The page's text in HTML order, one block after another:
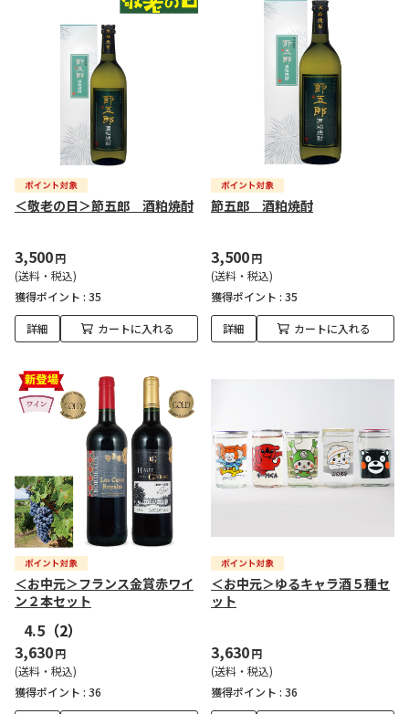
＜敬老の日＞節五郎 酒粕焼酎
3,500円
(送料・税込)
獲得ポイント : 35
詳細 カートに入れる
節五郎 酒粕焼酎
3,500円
(送料・税込)
獲得ポイント : 35
詳細 カートに入れる
＜お中元＞フランス金賞赤ワイ
ン２本セット
4.5 （2）
3,630円
(送料・税込)
獲得ポイント : 36
＜お中元＞ゆるキャラ酒５種セ
ット
3,630円
(送料・税込)
獲得ポイント : 36